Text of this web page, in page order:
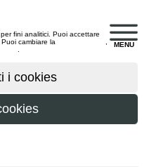
MENU
fini analitici. Puoi accettare
cambiare la